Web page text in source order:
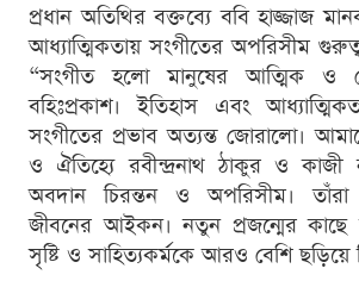
প্রধান অতিথির বক্তব্যে ববি হাজ্জাজ
আধ্যাত্মিকতায় সংগীতের অপরিসীম
“সংগীত হলো মানুষের আত্মিক ও
বহিঃপ্রকাশ। ইতিহাস এবং
সংগীতের প্রভাব অত্যন্ত জোরালো।
ও ঐতিহ্যে রবীন্দ্রনাথ ঠাকুর ও
অবদান চিরন্তন ও অপরিসীম।
জীবনের আইকন। নতুন প্রজন্মের
সৃষ্টি ও সাহিত্যকর্মকে আরও বেশি ছড়িয়ে